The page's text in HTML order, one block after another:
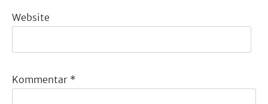
Website
Kommentar *